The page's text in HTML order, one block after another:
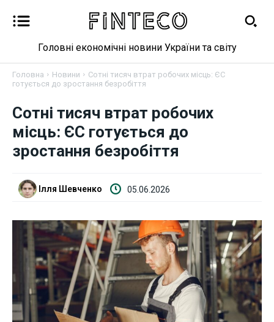
Новини
Бізнес
Фінанси
Валютний ринок
Криптовалюта
Робота і освіта
Публікації
Головні економічні новини України та світу
Головна Новини
Сотні тисяч втрат робочих місць: ЄС
готується до зростання безробіття
Сотні тисяч втрат робочих
місць: ЄС готується до
зростання безробіття
Ілля Шевченко 05.06.2026